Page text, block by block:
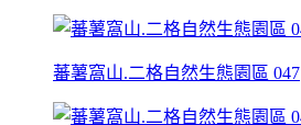
蕃薯窩山.二格自然生態園區 047